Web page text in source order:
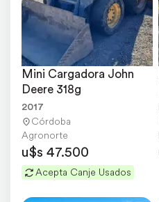
Mini Cargadora John
Deere 318g
2017
Córdoba
Agronorte
u$s 47.500
Acepta Canje Usados